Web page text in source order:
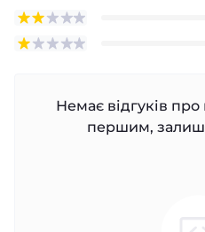
Немає відгуків про
першим,